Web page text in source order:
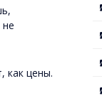
как цены.